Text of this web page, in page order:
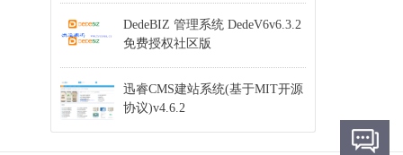
DedeBIZ 管理系统 DedeV6v6.3.2
免费授权社区版
迅睿CMS建站系统(基于MIT开源
协议)v4.6.2